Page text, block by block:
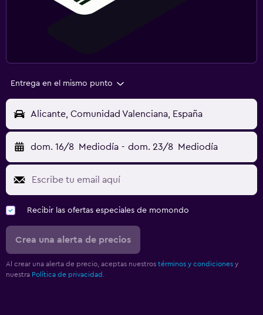
Entrega en el mismo punto
Alicante, Comunidad Valenciana, España
dom. 16/8 Mediodía - dom. 23/8 Mediodía
Recibir las ofertas especiales de momondo
Crea una alerta de precios
Al crear una alerta de precio, aceptas nuestros términos y condiciones y
nuestra Política de privacidad.